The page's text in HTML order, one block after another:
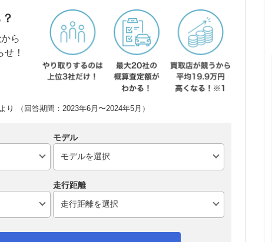
から
！
（回答期間：2023年6月〜2024年5月）
モデル
走行距離